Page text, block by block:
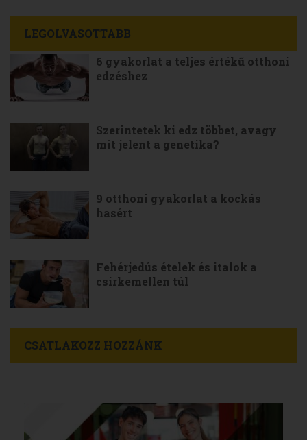
LEGOLVASOTTABB
6 gyakorlat a teljes értékű otthoni
edzéshez
Szerintetek ki edz többet, avagy
mit jelent a genetika?
9 otthoni gyakorlat a kockás
hasért
Fehérjedús ételek és italok a
csirkemellen túl
CSATLAKOZZ HOZZÁNK